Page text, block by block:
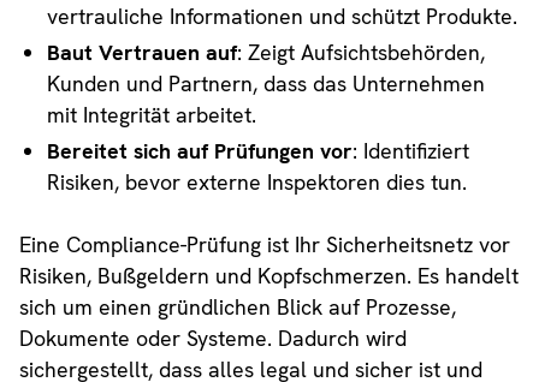
vertrauliche Informationen und schützt Produkte.
Baut Vertrauen auf: Zeigt Aufsichtsbehörden,
Kunden und Partnern, dass das Unternehmen
mit Integrität arbeitet.
Bereitet sich auf Prüfungen vor: Identifiziert
Risiken, bevor externe Inspektoren dies tun.
Eine Compliance-Prüfung ist Ihr Sicherheitsnetz vor
Risiken, Bußgeldern und Kopfschmerzen. Es handelt
sich um einen gründlichen Blick auf Prozesse,
Dokumente oder Systeme. Dadurch wird
sichergestellt, dass alles legal und sicher ist und